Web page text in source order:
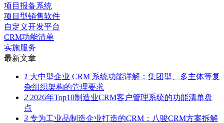
项目报备系统
项目型销售软件
自定义开发平台
CRM功能清单
实施服务
最新文章
1 大中型企业 CRM 系统功能详解：集团型、多主体等复
杂组织架构的管理要求
2 2026年Top10制造业CRM客户管理系统的功能清单盘
点
3 专为工业品制造企业打造的CRM：八骏CRM方案拆解